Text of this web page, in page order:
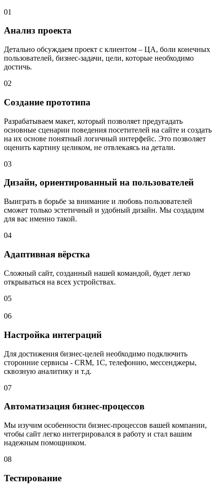
01
Анализ проекта
Детально обсуждаем проект с клиентом – ЦА, боли конечных
пользователей, бизнес-задачи, цели, которые необходимо
достичь.
02
Создание прототипа
Разрабатываем макет, который позволяет предугадать
основные сценарии поведения посетителей на сайте и создать
на их основе понятный логичный интерфейс. Это позволяет
оценить картину целиком, не отвлекаясь на детали.
03
Дизайн, ориентированный на пользователей
Выиграть в борьбе за внимание и любовь пользователей
сможет только эстетичный и удобный дизайн. Мы создадим
для вас именно такой.
04
Адаптивная вёрстка
Сложный сайт, созданный нашей командой, будет легко
открываться на всех устройствах.
05
06
Настройка интеграций
Для достижения бизнес-целей необходимо подключить
сторонние сервисы - CRM, 1С, телефонию, мессенджеры,
сквозную аналитику и т.д.
07
Автоматизация бизнес-процессов
Мы изучим особенности бизнес-процессов вашей компании,
чтобы сайт легко интегрировался в работу и стал вашим
надежным помощником.
08
Тестирование